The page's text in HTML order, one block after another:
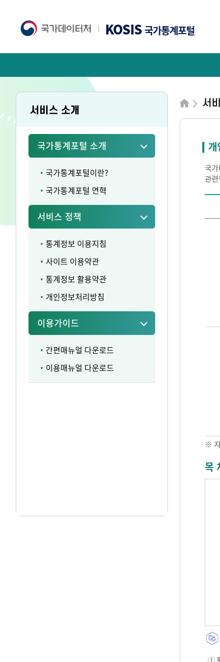
KOSIS국가통계포털
서비스 소개
국가통계포털 소개
국가통계포털이란?
국가통계포털 연혁
서비스 정책
통계정보 이용지침
사이트 이용약관
통계정보 활용약관
개인정보처리방침
이용가이드
간편매뉴얼 다운로드
이용매뉴얼 다운로드
서
국
관
※
목